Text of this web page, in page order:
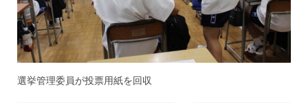
選挙管理委員が投票用紙を回収